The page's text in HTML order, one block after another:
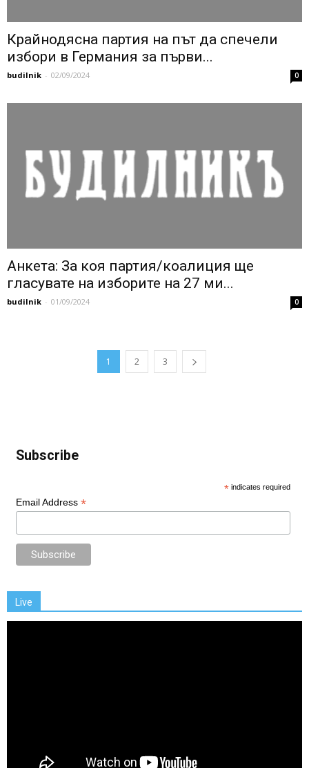
Крайнодясна партия на път да спечели
избори в Германия за първи...
budilnik - 02/09/2024 0
Анкета: За коя партия/коалиция ще
гласувате на изборите на 27 ми...
budilnik - 01/09/2024 0
1 2 3
Subscribe
* indicates required
Email Address *
Live